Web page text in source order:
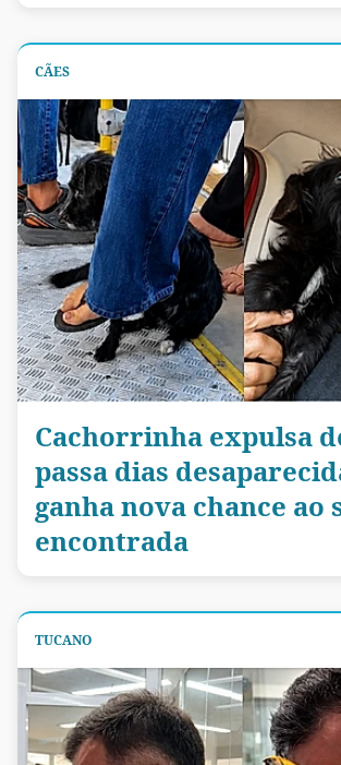
CÃES
Cachorrinha expulsa
passa dias
ganha nova chance ao
encontrada
TUCANO